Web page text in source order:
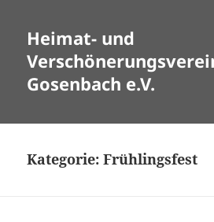
Heimat- und
Gosenbach e.V.
Kategorie:Frühlingsfest